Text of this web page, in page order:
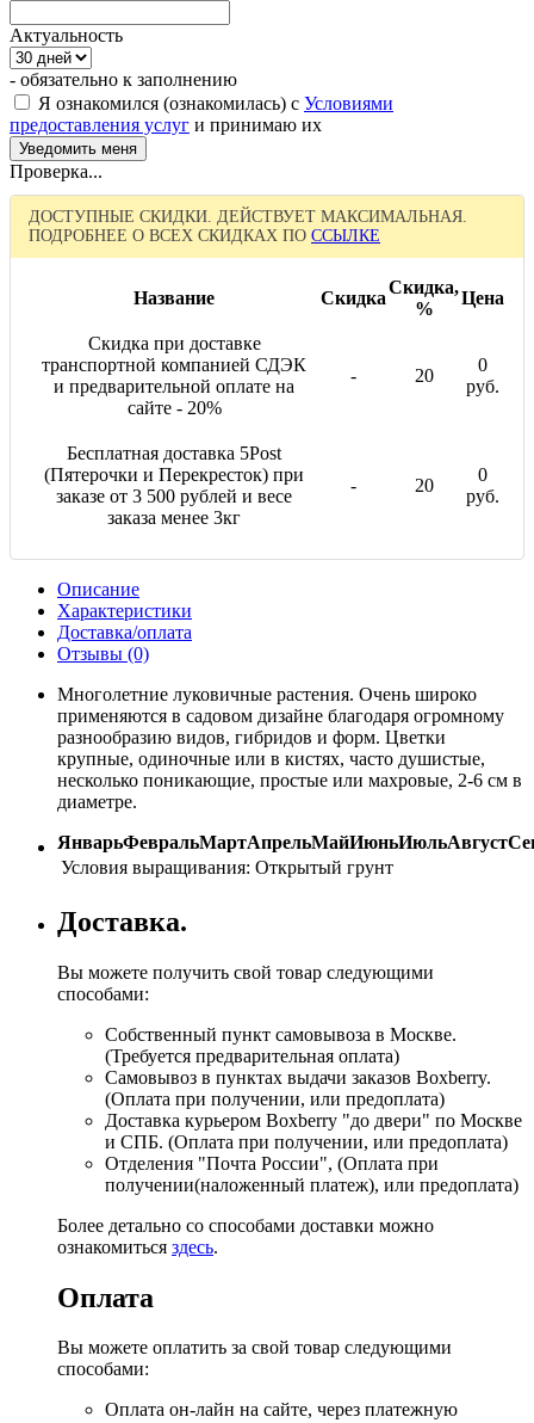
Актуальность
- обязательно к заполнению
Я ознакомился (ознакомилась) с Условиями
предоставления услуг и принимаю их
Проверка...
ДОСТУПНЫЕ СКИДКИ. ДЕЙСТВУЕТ МАКСИМАЛЬНАЯ.
ПОДРОБНЕЕ О ВСЕХ СКИДКАХ ПО ССЫЛКЕ
Название Скидка
Скидка,
%
Цена
Скидка при доставке
транспортной компанией СДЭК
и предварительной оплате на
сайте - 20%
- 20
0
руб.
Бесплатная доставка 5Post
(Пятерочки и Перекресток) при
заказе от 3 500 рублей и весе
заказа менее 3кг
- 20
0
руб.
Описание
Характеристики
Доставка/оплата
Отзывы (0)
Многолетние луковичные растения. Очень широко
применяются в садовом дизайне благодаря огромному
разнообразию видов, гибридов и форм. Цветки
крупные, одиночные или в кистях, часто душистые,
несколько поникающие, простые или махровые, 2-6 см в
диаметре.
ЯнварьФевральМартАпрельМайИюньИюльАвгуст
Условия выращивания: Открытый грунт
Доставка.
Вы можете получить свой товар следующими
способами:
Собственный пункт самовывоза в Москве.
(Требуется предварительная оплата)
Самовывоз в пунктах выдачи заказов Boxberry.
(Оплата при получении, или предоплата)
Доставка курьером Boxberry "до двери" по Москве
и СПБ. (Оплата при получении, или предоплата)
Отделения "Почта России", (Оплата при
получении(наложенный платеж), или предоплата)
Более детально со способами доставки можно
ознакомиться здесь.
Оплата
Вы можете оплатить за свой товар следующими
способами:
Оплата он-лайн на сайте, через платежную